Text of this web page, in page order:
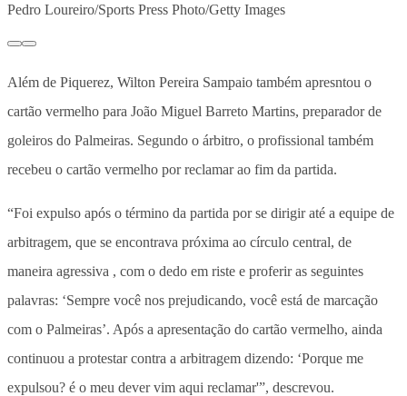
Pedro Loureiro/Sports Press Photo/Getty Images
Além de Piquerez, Wilton Pereira Sampaio também apresntou o
cartão vermelho para João Miguel Barreto Martins, preparador de
goleiros do Palmeiras. Segundo o árbitro, o profissional também
recebeu o cartão vermelho por reclamar ao fim da partida.
“Foi expulso após o término da partida por se dirigir até a equipe de
arbitragem, que se encontrava próxima ao círculo central, de
maneira agressiva , com o dedo em riste e proferir as seguintes
palavras: ‘Sempre você nos prejudicando, você está de marcação
com o Palmeiras’. Após a apresentação do cartão vermelho, ainda
continuou a protestar contra a arbitragem dizendo: ‘Porque me
expulsou? é o meu dever vim aqui reclamar'”, descrevou.